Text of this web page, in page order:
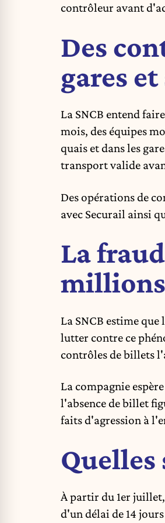
contrôleur avant
Des
gares
La SNCB entend
mois, des équipes
quais et dans les
transport valide
Des opérations de
avec Securail ainsi
La
La SNCB estime
lutter contre ce
contrôles de billets
La compagnie
l'absence de billet
faits d'agression à
Quelles
À partir du 1er
d'un délai de 14